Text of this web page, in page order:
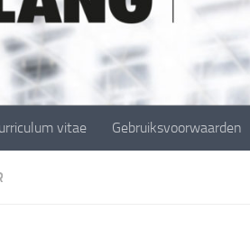
vitae Gebruiksvoorwaarden